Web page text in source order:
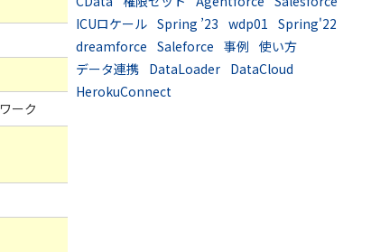
ーク
ICUロケール Spring ’23 wdp01 Spring'22
dreamforce Saleforce 事例 使い方
データ連携 DataLoader DataCloud
HerokuConnect